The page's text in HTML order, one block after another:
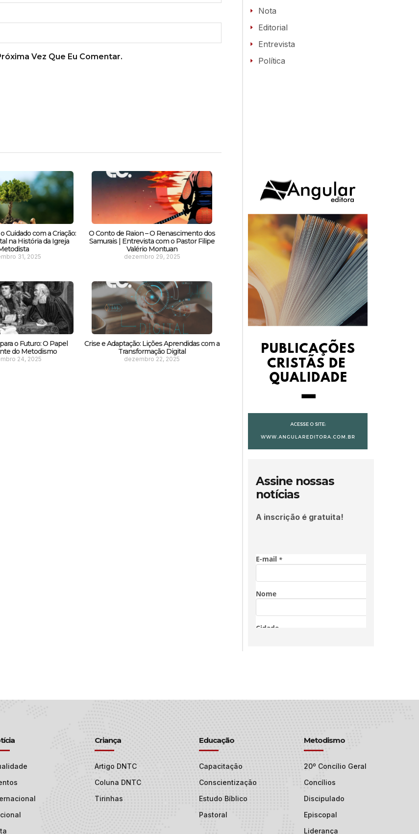
Vez Que Eu Comentar.
Cuidado com a Criação:
na História da Igreja
31, 2025
O Conto de Raion – O Renascimento dos
Samurais | Entrevista com o Pastor Filipe
Valério Montuan
dezembro 29, 2025
o Futuro: O Papel
do Metodismo
24, 2025
Crise e Adaptação: Lições Aprendidas com a
Transformação Digital
dezembro 22, 2025
Nota
Editorial
Entrevista
Política
Assine nossas
notícias
A inscrição é gratuita!
Criança
Artigo DNTC
Coluna DNTC
Tirinhas
Educação
Capacitação
Conscientização
Estudo Bíblico
Pastoral
Metodismo
20º Concílio Geral
Concílios
Discipulado
Episcopal
Liderança